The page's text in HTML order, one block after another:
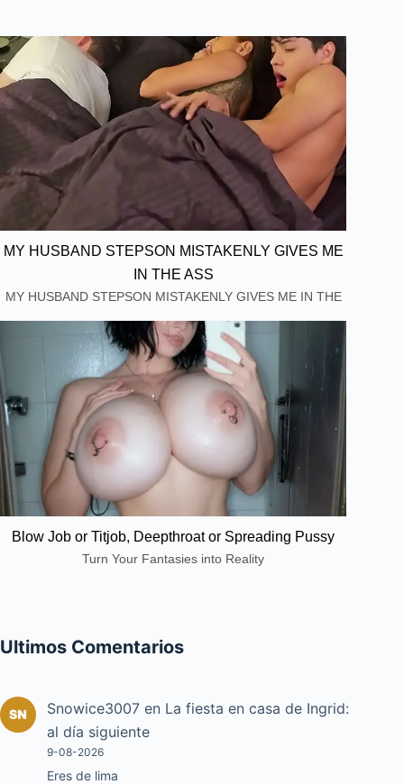
MY HUSBAND STEPSON MISTAKENLY GIVES ME
IN THE ASS
MY HUSBAND STEPSON MISTAKENLY GIVES ME IN THE
ASS
Blow Job or Titjob, Deepthroat or Spreading Pussy
Turn Your Fantasies into Reality
Ultimos Comentarios
Snowice3007 en La fiesta en casa de Ingrid:
al día siguiente
9-08-2026
Eres de lima